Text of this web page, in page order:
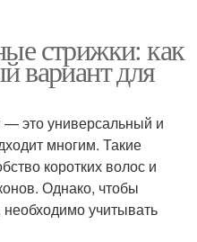
стрижки: как
вариант для
— это универсальный и
многим. Такие
коротких волос и
Однако, чтобы
учитывать